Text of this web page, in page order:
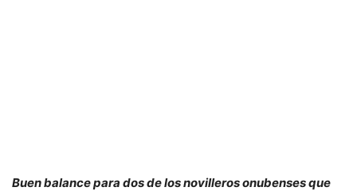
Buen balance para dos de los novilleros onubenses que